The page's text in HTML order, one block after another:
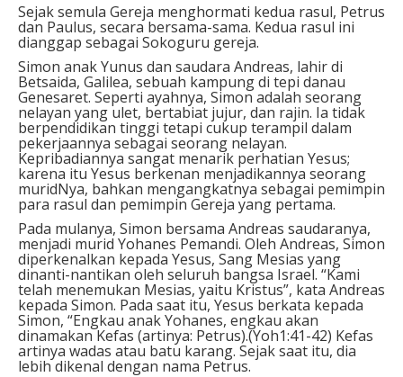
Sejak semula Gereja menghormati kedua rasul, Petrus
dan Paulus, secara bersama-sama. Kedua rasul ini
dianggap sebagai Sokoguru gereja.
Simon anak Yunus dan saudara Andreas, lahir di
Betsaida, Galilea, sebuah kampung di tepi danau
Genesaret. Seperti ayahnya, Simon adalah seorang
nelayan yang ulet, bertabiat jujur, dan rajin. Ia tidak
berpendidikan tinggi tetapi cukup terampil dalam
pekerjaannya sebagai seorang nelayan.
Kepribadiannya sangat menarik perhatian Yesus;
karena itu Yesus berkenan menjadikannya seorang
muridNya, bahkan mengangkatnya sebagai pemimpin
para rasul dan pemimpin Gereja yang pertama.
Pada mulanya, Simon bersama Andreas saudaranya,
menjadi murid Yohanes Pemandi. Oleh Andreas, Simon
diperkenalkan kepada Yesus, Sang Mesias yang
dinanti-nantikan oleh seluruh bangsa Israel. “Kami
telah menemukan Mesias, yaitu Kristus”, kata Andreas
kepada Simon. Pada saat itu, Yesus berkata kepada
Simon, “Engkau anak Yohanes, engkau akan
dinamakan Kefas (artinya: Petrus).(Yoh1:41-42) Kefas
artinya wadas atau batu karang. Sejak saat itu, dia
lebih dikenal dengan nama Petrus.